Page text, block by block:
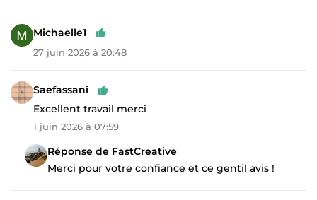
Michaelle1
27 juin 2026 à 20:48
Saefassani
Excellent travail merci
1 juin 2026 à 07:59
Réponse de FastCreative
Merci pour votre confiance et ce gentil avis !